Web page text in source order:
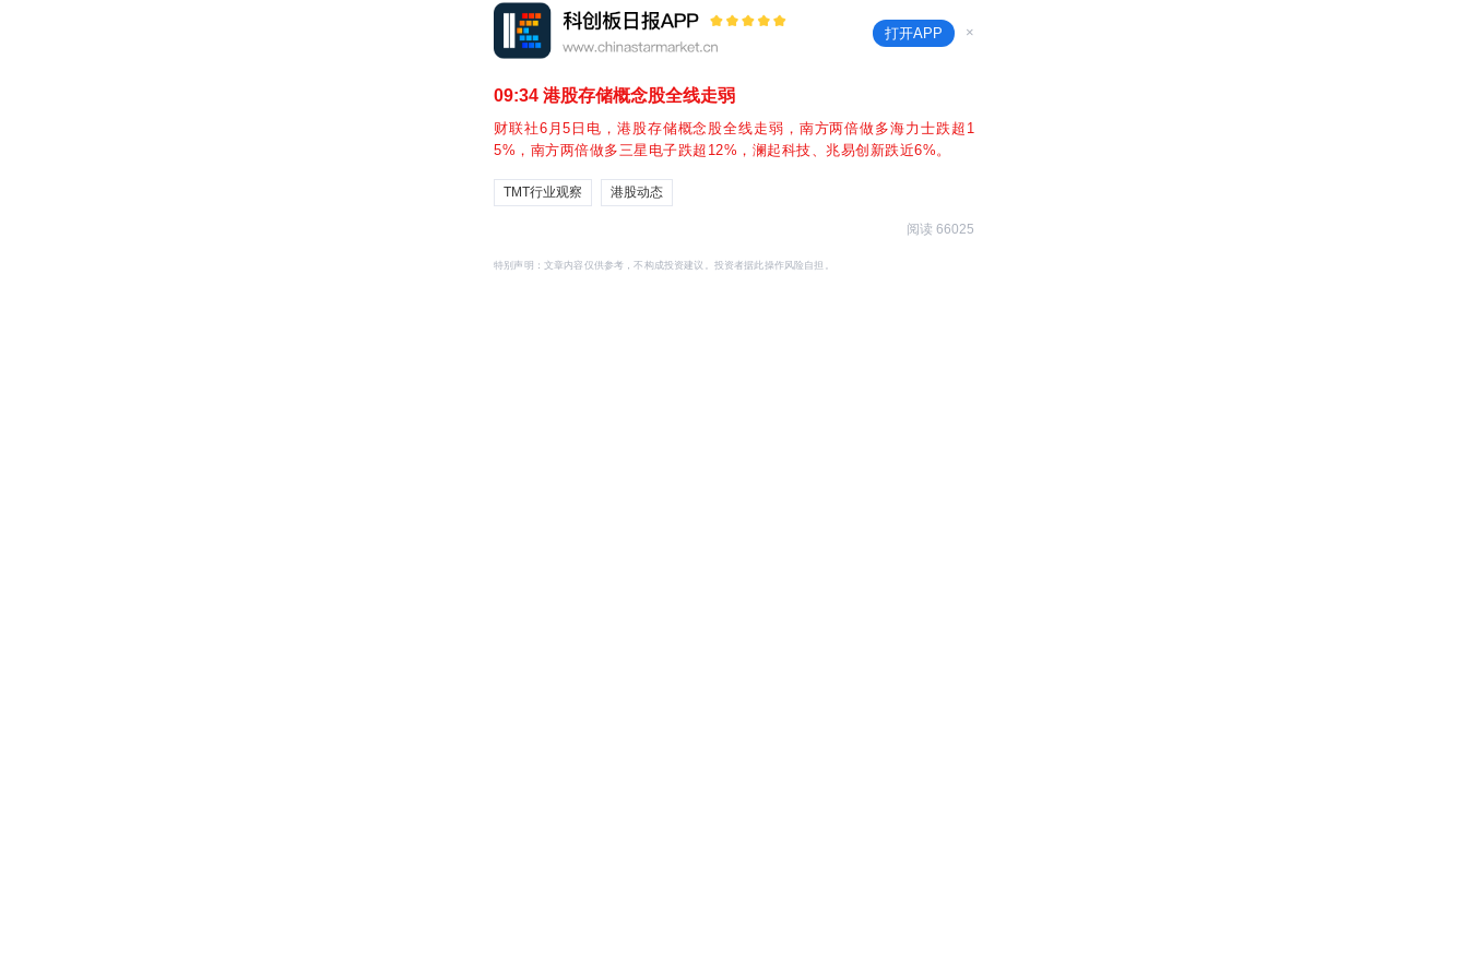
打开APP ×
09:34 港股存储概念股全线走弱
财联社6月5日电，港股存储概念股全线走弱，南方两倍做多海力士跌超1
5%，南方两倍做多三星电子跌超12%，澜起科技、兆易创新跌近6%。
TMT行业观察 港股动态
阅读 66025
特别声明：文章内容仅供参考，不构成投资建议。投资者据此操作风险自担。